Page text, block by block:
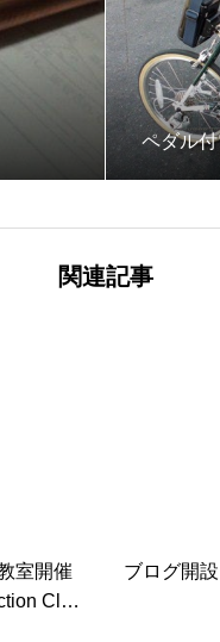
ペダル
関連記事
室開催
ブログ開設